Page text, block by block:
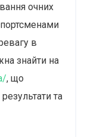
очних
в
знайти на
, що
та